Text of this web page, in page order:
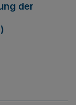
der